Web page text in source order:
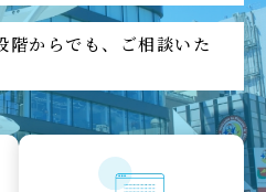
階からでも、ご相談いた